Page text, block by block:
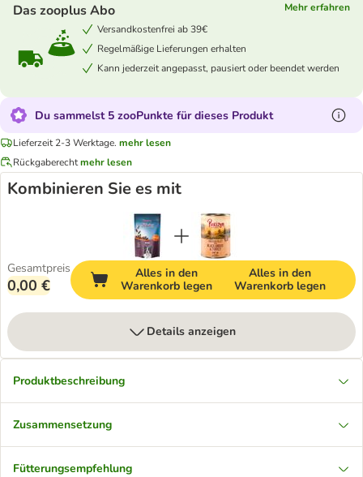
Das zooplus Abo
Mehr erfahren
Versandkostenfrei ab 39€
Regelmäßige Lieferungen erhalten
Kann jederzeit angepasst, pausiert oder beendet werden
Du sammelst 5 zooPunkte für dieses Produkt
Lieferzeit 2-3 Werktage. mehr lesen
Rückgaberechtmehr lesen
Kombinieren Sie es mit
Gesamtpreis
0,00 €
Alles in den
Warenkorb legen
Alles in den
Warenkorb legen
Details anzeigen
Produktbeschreibung
Zusammensetzung
Fütterungsempfehlung